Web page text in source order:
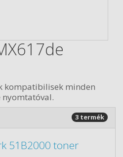
kompatibilisek minden
nyomtatóval.
3 termék
51B2000 toner